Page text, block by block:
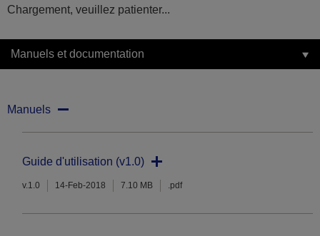
Chargement, veuillez patienter...
Manuels et documentation
Manuels
Guide d'utilisation (v1.0)
v.1.0 14-Feb-2018 7.10 MB .pdf